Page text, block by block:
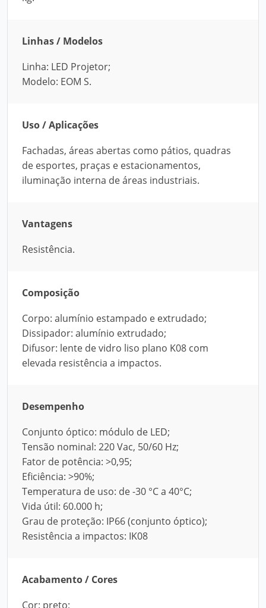
Linhas / Modelos
Linha: LED Projetor;
Modelo: EOM S.
Uso / Aplicações
Fachadas, áreas abertas como pátios, quadras
de esportes, praças e estacionamentos,
iluminação interna de áreas industriais.
Vantagens
Resistência.
Composição
Corpo: alumínio estampado e extrudado;
Dissipador: alumínio extrudado;
Difusor: lente de vidro liso plano K08 com
elevada resistência a impactos.
Desempenho
Conjunto óptico: módulo de LED;
Tensão nominal: 220 Vac, 50/60 Hz;
Fator de potência: >0,95;
Eficiência: >90%;
Temperatura de uso: de -30 °C a 40°C;
Vida útil: 60.000 h;
Grau de proteção: IP66 (conjunto óptico);
Resistência a impactos: IK08
Acabamento / Cores
Cor: preto;